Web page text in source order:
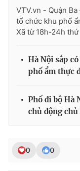
VTV.vn - Quận
tổ chức khu phố
Xã từ 18h-24h
Hà Nội sắp
phố ẩm thực
Phố đi bộ Hà
chủ động
0 0